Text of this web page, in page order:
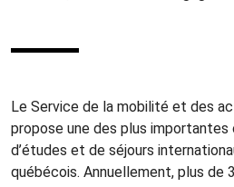
Le Service de la mobilité et des
propose une des plus
d’études et de séjours
québécois. Annuellement, plus